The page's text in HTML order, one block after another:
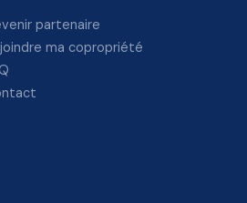
partenaire
ma copropriété